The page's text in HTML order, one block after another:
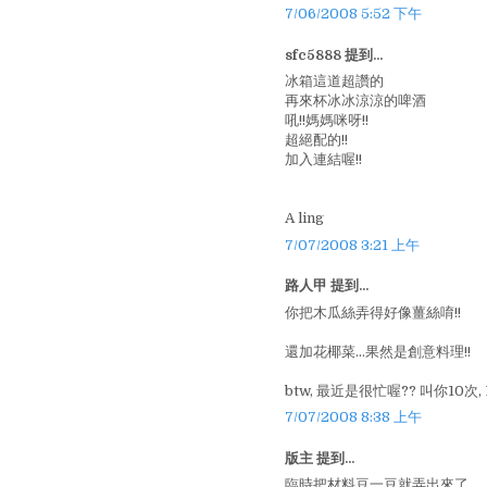
7/06/2008 5:52 下午
sfc5888 提到...
冰箱這道超讚的
再來杯冰冰涼涼的啤酒
吼!!媽媽咪呀!!
超絕配的!!
加入連結喔!!
A ling
7/07/2008 3:21 上午
路人甲 提到...
你把木瓜絲弄得好像薑絲唷!!
還加花椰菜...果然是創意料理!!
btw, 最近是很忙喔?? 叫你10次,
7/07/2008 8:38 上午
版主 提到...